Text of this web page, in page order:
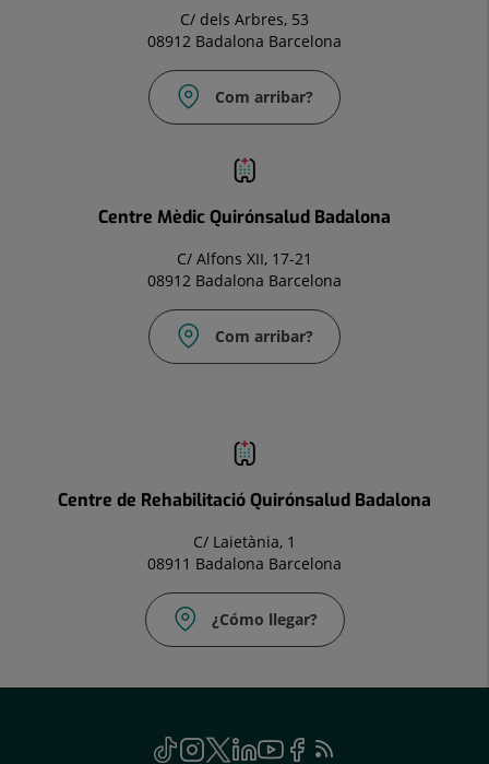
C/ dels Arbres, 53
08912 Badalona Barcelona
Com arribar?
Centre Mèdic Quirónsalud Badalona
C/ Alfons XII, 17-21
08912 Badalona Barcelona
Com arribar?
Centre de Rehabilitació Quirónsalud Badalona
C/ Laietània, 1
08911 Badalona Barcelona
¿Cómo llegar?
TikTok
AquestInstagram
AquestTwitter
AquestLinkedin
AquestYoutube
AquestFacebook
Aquest
Feed
Aquest